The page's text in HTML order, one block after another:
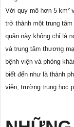
Với quy mô hơn 5 km²
trở thành một trung
quận này không chỉ là
và trung tâm thương
bệnh viện và phòng
biết đến như là thành
viện, trường trung học